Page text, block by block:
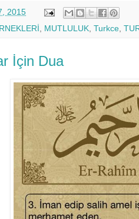
2015
MUTLULUK Turkce
İçin Dua